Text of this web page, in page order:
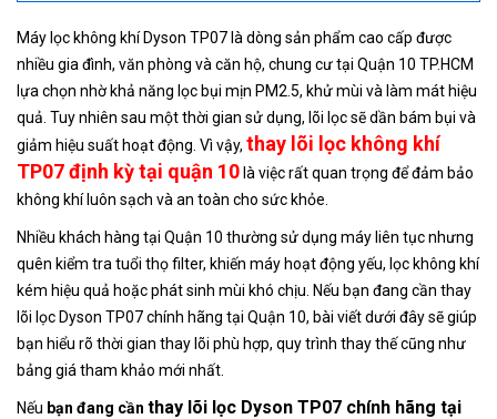
Máy lọc không khí Dyson TP07 là dòng sản phẩm cao cấp được
nhiều gia đình, văn phòng và căn hộ, chung cư tại Quận 10 TP.HCM
lựa chọn nhờ khả năng lọc bụi mịn PM2.5, khử mùi và làm mát hiệu
quả. Tuy nhiên sau một thời gian sử dụng, lõi lọc sẽ dần bám bụi và
giảm hiệu suất hoạt động. Vì vậy, thay lõi lọc không khí
TP07định kỳ tại quận 10 là việc rất quan trọng để đảm bảo
không khí luôn sạch và an toàn cho sức khỏe.
Nhiều khách hàng tại Quận 10 thường sử dụng máy liên tục nhưng
quên kiểm tra tuổi thọ filter, khiến máy hoạt động yếu, lọc không khí
kém hiệu quả hoặc phát sinh mùi khó chịu. Nếu bạn đang cần thay
lõi lọc Dyson TP07 chính hãng tại Quận 10, bài viết dưới đây sẽ giúp
bạn hiểu rõ thời gian thay lõi phù hợp, quy trình thay thế cũng như
bảng giá tham khảo mới nhất.
Nếu bạn đang cần thay lõi lọc Dyson TP07 chính hãng tại